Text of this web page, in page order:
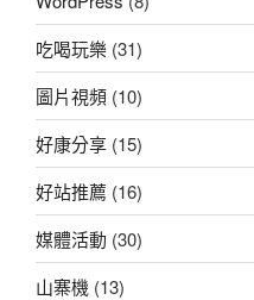
吃喝玩樂 (31)
圖片視頻 (10)
好康分享 (15)
好站推薦 (16)
媒體活動 (30)
山寨機 (13)